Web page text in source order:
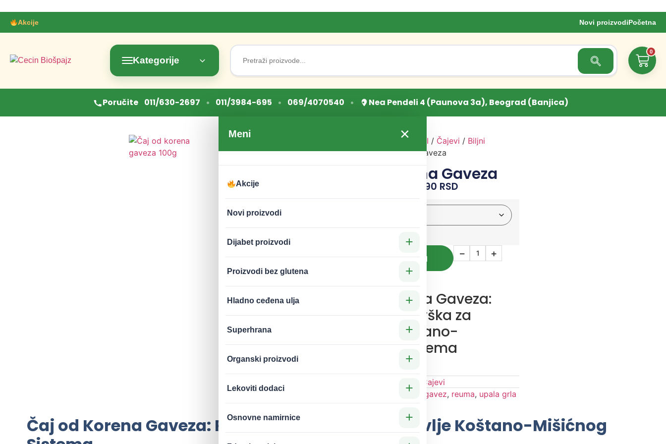
Akcije Novi proizvodiPočetna
Kategorije
Search
for:
Search Button
0
Poručite 011/630-2697 • 011/3984-695 • 069/4070540 • Nea Pendeli 4 (Paunova 3a), Beograd (Banjica)
Meni ×
Akcije
Novi proizvodi
Dijabet proizvodi +
Proizvodi bez glutena +
Hladno ceđena ulja +
Superhrana +
Organski proizvodi +
Lekoviti dodaci +
Osnovne namirnice +
ZDRAVI NAPICI / Čajevi / Biljni
čajevi/ Čaj od korena Gaveza
Čaj od korena Gaveza
1.390 RSD
− +
Dodaj u korpu
Čaj od Korena Gaveza:
Prirodna Podrška za
Zdravlje Koštano-
Mišićnog Sistema
Čajevi
čajevi na meru gavez, reuma, upala grla
Čaj od Korena Gaveza: Prirodna Podrška za Zdravlje Koštano-Mišićnog